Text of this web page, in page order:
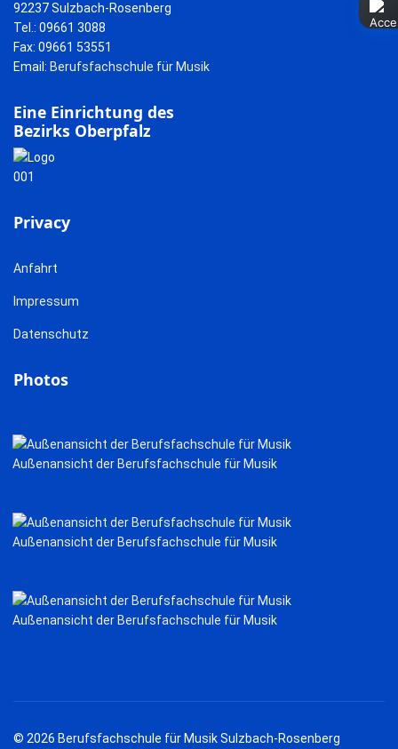
92237 Sulzbach-Rosenberg
Tel.: 09661 3088
Fax: 09661 53551
Email: Berufsfachschule für Musik
Eine Einrichtung des
Bezirks Oberpfalz
Privacy
Anfahrt
Impressum
Datenschutz
Photos
Außenansicht der Berufsfachschule für Musik
Außenansicht der Berufsfachschule für Musik
Außenansicht der Berufsfachschule für Musik
© 2026 Berufsfachschule für Musik Sulzbach-Rosenberg